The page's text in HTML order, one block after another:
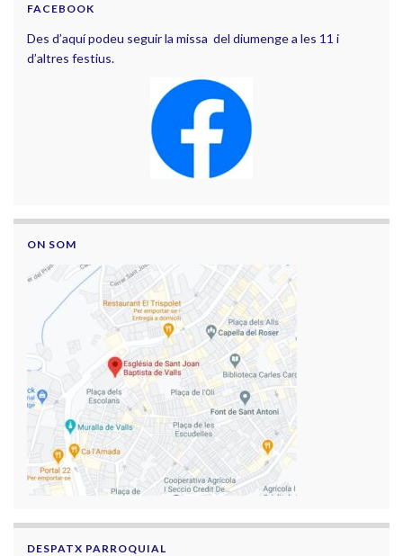
FACEBOOK
Des d’aquí podeu seguir la missa del diumenge a les 11 i
d’altres festius.
ON SOM
DESPATX PARROQUIAL